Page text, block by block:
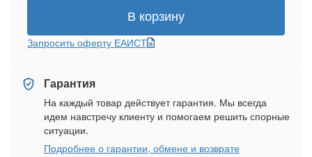
В корзину
Запросить оферту ЕАИСТ
Гарантия
На каждый товар действует гарантия. Мы всегда
идем навстречу клиенту и помогаем решить спорные
ситуации.
Подробнее о гарантии, обмене и возврате